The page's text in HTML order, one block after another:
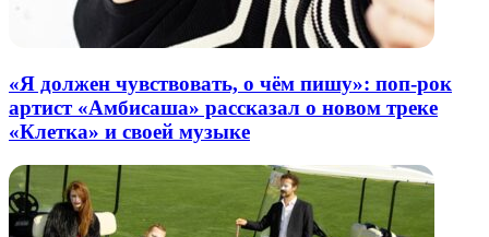
«Я должен чувствовать, о чём пишу»: поп-рок
артист «Амбисаша» рассказал о новом треке
«Клетка» и своей музыке